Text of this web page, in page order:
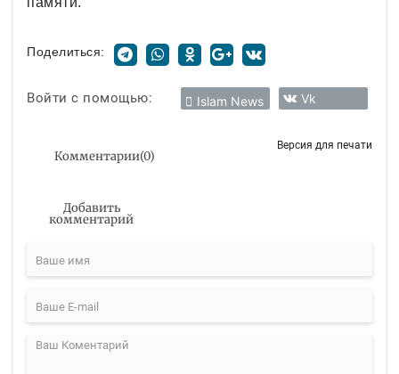
Поделиться:
Войти с помощью: Islam News Vk
Комментарии(0)
Версия для печати
Добавить
комментарий